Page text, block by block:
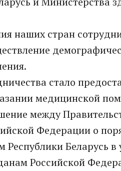
наших стран
стало
медицинской
между
Федерации о
Беларусь в
Российской